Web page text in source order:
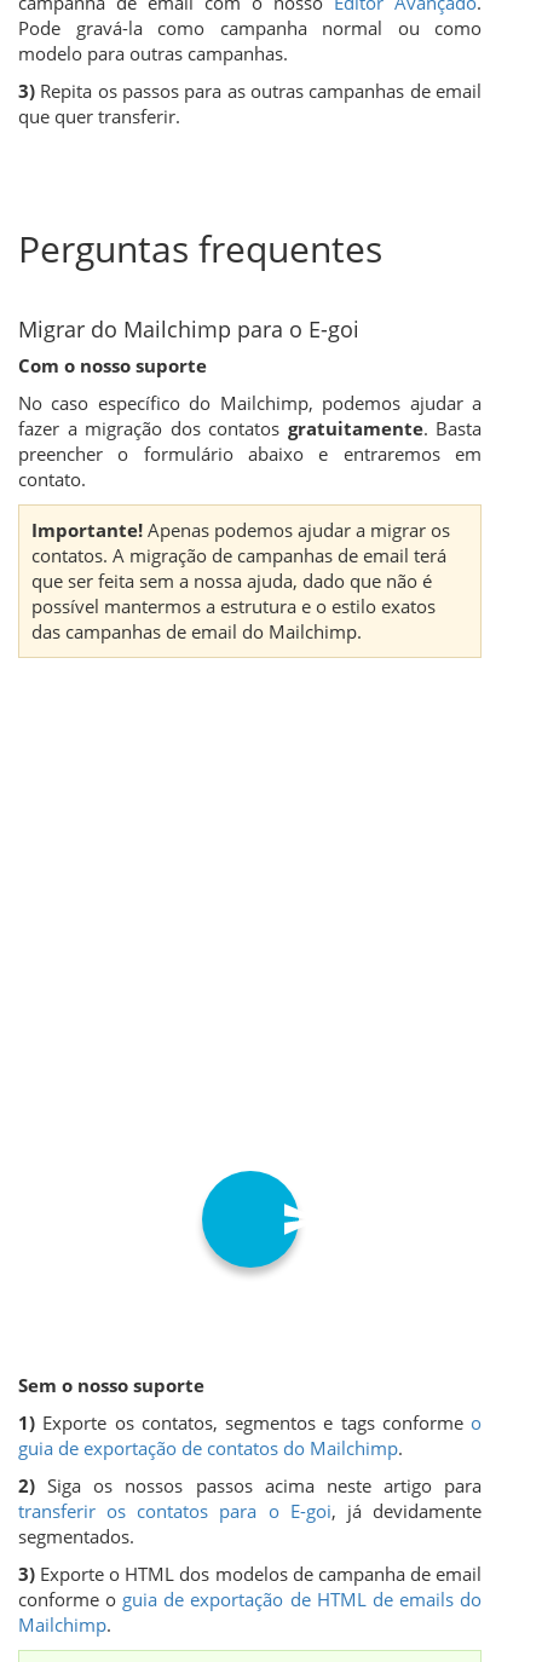
Pode gravá-la como campanha normal ou como
modelo para outras campanhas.
3) Repita os passos para as outras campanhas de email
que quer transferir.
Perguntas frequentes
Migrar do Mailchimp para o E-goi
Com o nosso suporte
No caso específico do Mailchimp, podemos ajudar a
fazer a migração dos contatos gratuitamente. Basta
preencher o formulário abaixo e entraremos em
contato.
Importante! Apenas podemos ajudar a migrar os
contatos. A migração de campanhas de email terá
que ser feita sem a nossa ajuda, dado que não é
possível mantermos a estrutura e o estilo exatos
das campanhas de email do Mailchimp.
Sem o nosso suporte
1) Exporte os contatos, segmentos e tags conforme o
guia de exportação de contatos do Mailchimp.
2) Siga os nossos passos acima neste artigo para
transferir os contatos para o E-goi, já devidamente
segmentados.
3) Exporte o HTML dos modelos de campanha de email
conforme o guia de exportação de HTML de emails do
Mailchimp.